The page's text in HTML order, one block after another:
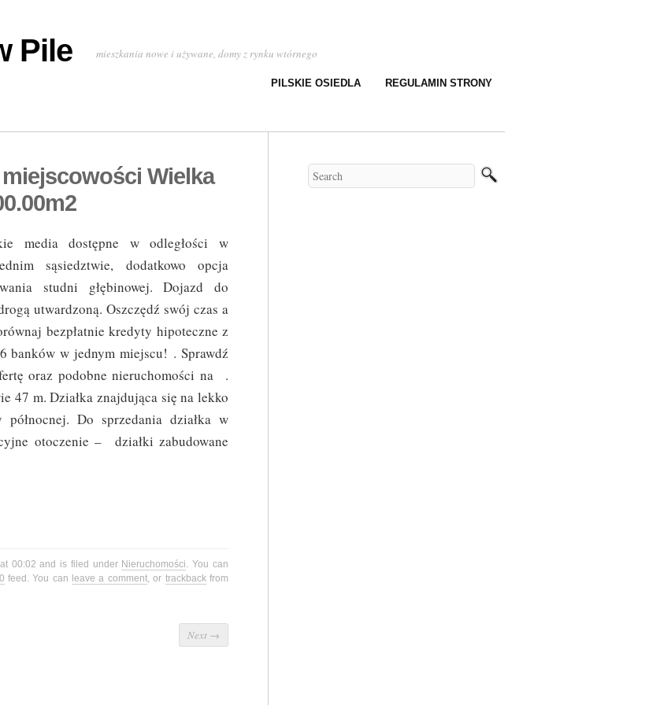
Pile mieszkania nowe i używane, domy z rynku wtórnego
PILSKIE OSIEDLA REGULAMIN STRONY
Wielka
media dostępne w odległości w
sąsiedztwie, dodatkowo opcja
studni głębinowej. Dojazd do
utwardzoną. Oszczędź swój czas a
bezpłatnie kredyty hipoteczne z
banków w jednym miejscu! . Sprawdź
oraz podobne nieruchomości na .
47 m. Działka znajdująca się na lekko
Do sprzedania działka w
otoczenie – działki zabudowane
00:02 and is filed under Nieruchomości. You can
feed. You can leave a comment, or trackbackfrom
Next →